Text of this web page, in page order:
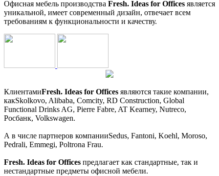
Офисная мебель производства Fresh. Ideas for Offices является
уникальной, имеет современный дизайн, отвечает всем
требованиям к функциональности и качеству.
КлиентамиFresh. Ideas for Offices являются такие компании,
какSkolkovo, Alibaba, Comcity, RD Construction, Global
Functional Drinks AG, Pierre Fabre, AT Kearney, Nutreco,
Росбанк, Volkswagen.
А в числе партнеров компанииSedus, Fantoni, Koehl, Moroso,
Pedrali, Emmegi, Poltrona Frau.
Fresh. Ideas for Offices предлагает как стандартные, так и
нестандартные предметы офисной мебели.